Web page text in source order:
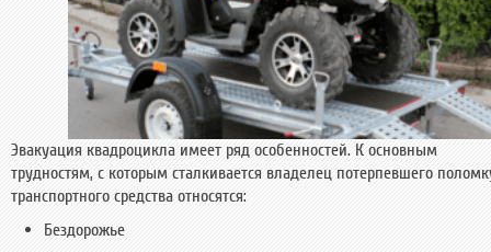
Эвакуация квадроцикла имеет ряд особенностей. К основным
трудностям, с которым сталкивается владелец потерпевшего
транспортного средства относятся:
Бездорожье